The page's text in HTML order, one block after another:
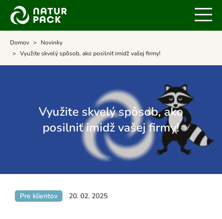
Domov
Novinky
Využite skvelý spôsob, ako posilniť imidž vašej firmy!
Využite skvelý spôsob, ako
posilniť imidž vašej firmy!
Pre klientov 20. 02. 2025